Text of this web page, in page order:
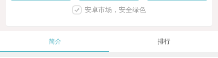
安卓市场，安全绿色
简介 排行